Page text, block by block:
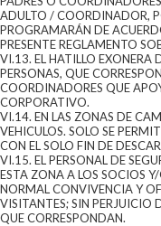
ADULTO / COORDINADOR,
PROGRAMARÁN DE
PRESENTE REGLAMENTO
VI.13. EL HATILLO EXONERA
PERSONAS, QUE
COORDINADORES QUE
CORPORATIVO.
VI.14. EN LAS ZONAS DE
VEHICULOS. SOLO SE
CON EL SOLO FIN DE
VI.15. EL PERSONAL DE
ESTA ZONA A LOS SOCIOS
NORMAL CONVIVENCIA Y
VISITANTES; SIN PERJUICIO
QUE CORRESPONDAN.